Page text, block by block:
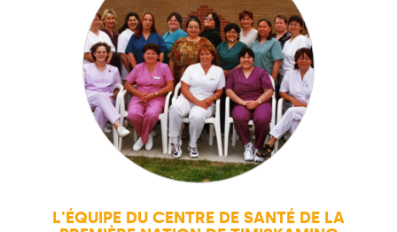
L'ÉQUIPE DU CENTRE DE SANTÉ DE LA